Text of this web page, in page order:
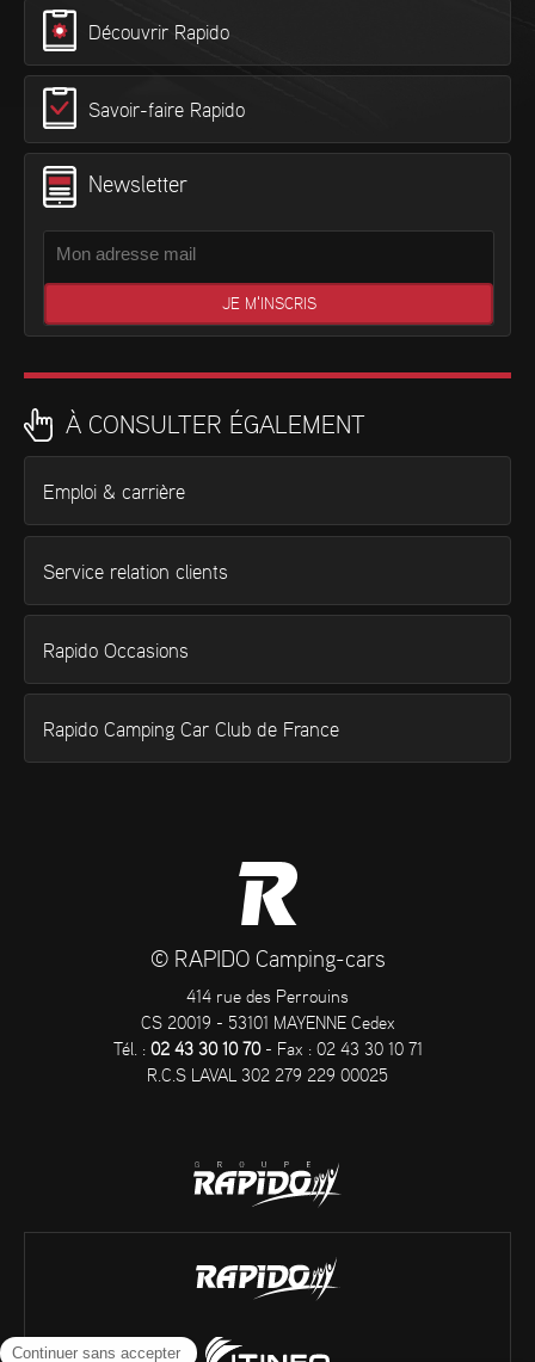
Découvrir Rapido
Savoir-faire Rapido
Newsletter
À CONSULTER ÉGALEMENT
Emploi & carrière
Service relation clients
Rapido Occasions
Rapido Camping Car Club de France
© RAPIDO Camping-cars
414 rue des Perrouins
CS 20019 - 53101 MAYENNE Cedex
Tél. : 02 43 30 10 70- Fax : 02 43 30 10 71
R.C.S LAVAL 302 279 229 00025